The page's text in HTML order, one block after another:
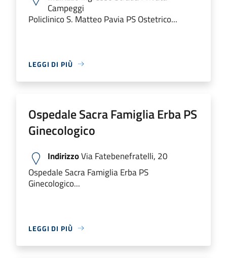
Campeggi
Policlinico S. Matteo Pavia PS Ostetrico...
LEGGI DI PIÙ
Ospedale Sacra Famiglia Erba PS
Ginecologico
IndirizzoVia Fatebenefratelli, 20
Ospedale Sacra Famiglia Erba PS
Ginecologico...
LEGGI DI PIÙ